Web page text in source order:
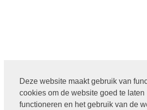
Deze website maakt gebruik van
cookies om de website goed te laten
functioneren en het gebruik van de